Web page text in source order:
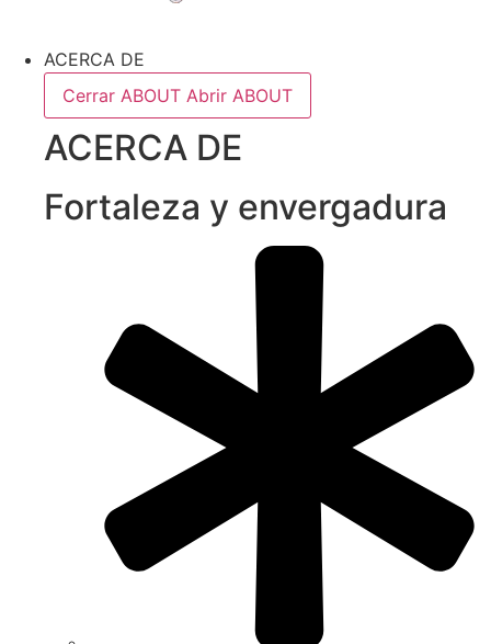
ACERCA DE
Cerrar ABOUT Abrir ABOUT
ACERCA DE
Fortaleza y envergadura